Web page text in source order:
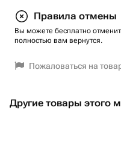
Правила отмены
Вы можете бесплатно
полностью вам вернутся.
Пожаловаться на
Другие товары этого